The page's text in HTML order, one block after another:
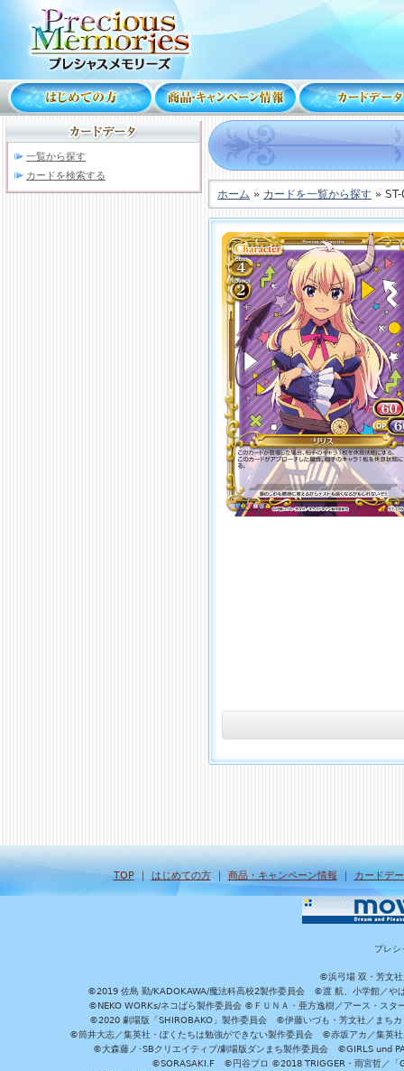
一覧から探す
カードを検索する
ホーム » カードを一覧から探す »
TOP｜ はじめての方｜ 商品・キャンペーン情報 ｜ カードデ
プレシ
©浜弓場 双・芳文社
©2019 佐島 勤/KADOKAWA/魔法科高校2製作委員会 ©渡 航、小学館／や
©NEKO WORKs/ネコぱら製作委員会 ©ＦＵＮＡ・亜方逸樹／アース・ス
©2020 劇場版「SHIROBAKO」製作委員会 ©伊藤いづも・芳文社／まち
©筒井大志／集英社・ぼくたちは勉強ができない製作委員会 ©赤坂アカ／集英
©大森藤ノ･SBクリエイティブ/劇場版ダンまち製作委員会 ©GIRLS und
©SORASAKI.F ©円谷プロ ©2018 TRIGGER・雨宮哲／